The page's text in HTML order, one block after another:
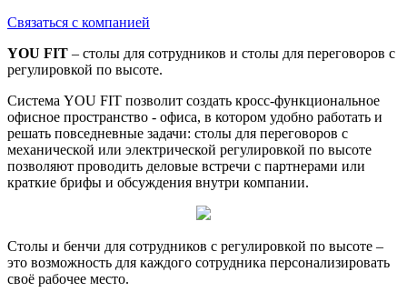
Связаться с компанией
YOU FIT – столы для сотрудников и столы для переговоров с
регулировкой по высоте.
Система YOU FIT позволит создать кросс-функциональное
офисное пространство - офиса, в котором удобно работать и
решать повседневные задачи: столы для переговоров с
механической или электрической регулировкой по высоте
позволяют проводить деловые встречи с партнерами или
краткие брифы и обсуждения внутри компании.
Столы и бенчи для сотрудников с регулировкой по высоте –
это возможность для каждого сотрудника персонализировать
своё рабочее место.